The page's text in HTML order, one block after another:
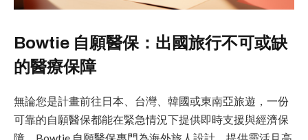
Bowtie 自願醫保：出國旅行不可或缺
的醫療保障
無論您是計畫前往日本、台灣、韓國或東南亞旅遊，一份
可靠的自願醫保都能在緊急情況下提供即時支援與經濟保